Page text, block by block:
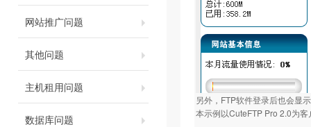
网站推广问题
其他问题
主机租用问题
数据库问题
另外，FTP软件登录后也会显
本示例以CuteFTP Pro 2.0为